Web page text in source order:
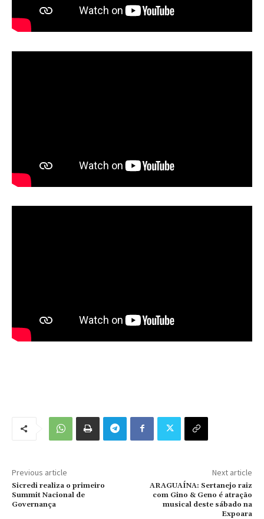
Previous article
Sicredi realiza o primeiro
Summit Nacional de
Governança
Next article
ARAGUAÍNA: Sertanejo raiz
com Gino & Geno é atração
musical deste sábado na
Expoara